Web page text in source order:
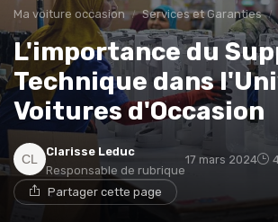
Ma voiture occasion Services et Garanties
L'importance du
Technique dans
Voitures d'Occasion
Clarisse Leduc
Responsable de rubrique
17 mars 2024
Partager cette page